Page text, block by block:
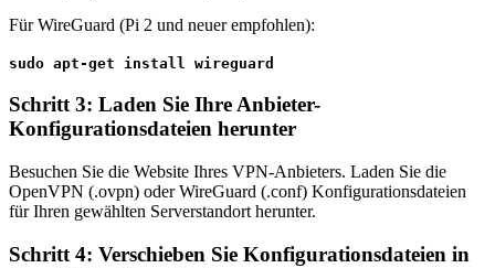
Für WireGuard (Pi 2 und neuer empfohlen):
sudo apt-get install wireguard
Schritt 3: Laden Sie Ihre Anbieter-
Konfigurationsdateien herunter
Besuchen Sie die Website Ihres VPN-Anbieters. Laden Sie die
OpenVPN (.ovpn) oder WireGuard (.conf) Konfigurationsdateien
für Ihren gewählten Serverstandort herunter.
Schritt 4: Verschieben Sie Konfigurationsdateien in